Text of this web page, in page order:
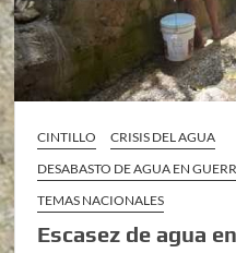
CINTILLO
CRISIS DEL AGUA
DESABASTO DE AGUA EN
TEMAS NACIONALES
Escasez de agua